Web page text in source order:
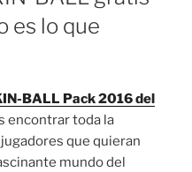
es lo que
BALL Pack 2016 del
encontrar toda la
que quieran
mundo del